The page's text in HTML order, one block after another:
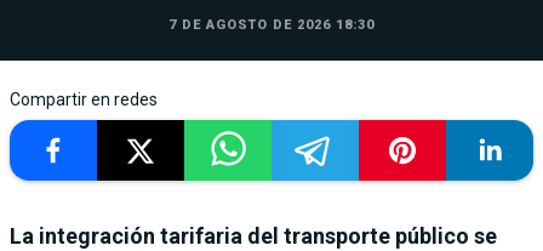
7 DE AGOSTO DE 2026 18:30
Compartir en redes
La integración tarifaria del transporte público se